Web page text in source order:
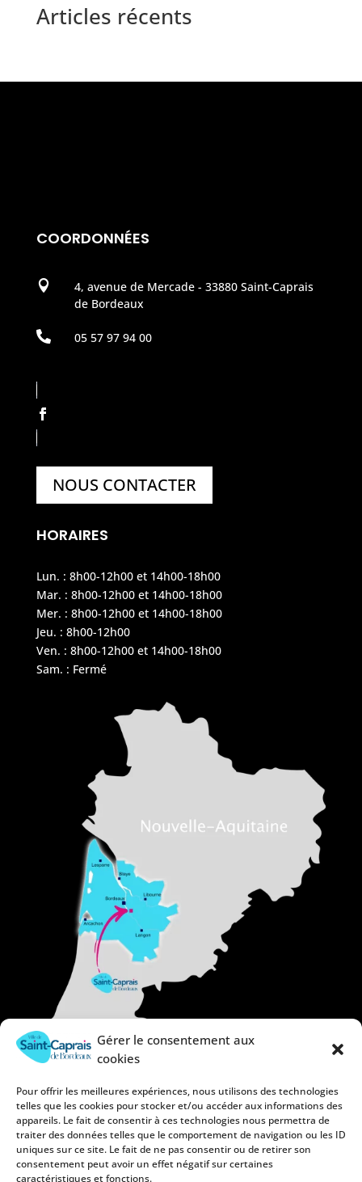
Gérer le consentement aux
cookies
Pour offrir les meilleures expériences, nous utilisons des technologies
telles que les cookies pour stocker et/ou accéder aux informations des
appareils. Le fait de consentir à ces technologies nous permettra de
traiter des données telles que le comportement de navigation ou les ID
uniques sur ce site. Le fait de ne pas consentir ou de retirer son
consentement peut avoir un effet négatif sur certaines
caractéristiques et fonctions.
Articles récents
COORDONNÉES

4, avenue de Mercade - 33880 Saint-Caprais
de Bordeaux
 05 57 97 94 00
NOUS CONTACTER
HORAIRES
Lun. : 8h00-12h00 et 14h00-18h00
Mar. : 8h00-12h00 et 14h00-18h00
Mer. : 8h00-12h00 et 14h00-18h00
Jeu. : 8h00-12h00
Ven. : 8h00-12h00 et 14h00-18h00
Sam. : Fermé